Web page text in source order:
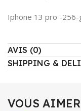
Iphone 13 pro -256-
AVIS (0)
SHIPPING &
VOUS